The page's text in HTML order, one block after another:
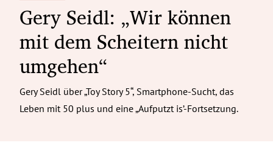
Gery Seidl: „Wir können
mit dem Scheitern nicht
umgehen“
Gery Seidl über „Toy Story 5“, Smartphone-Sucht, das
Leben mit 50 plus und eine „Aufputzt is’-Fortsetzung.